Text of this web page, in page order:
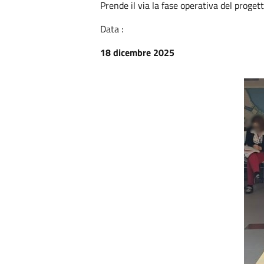
Prende il via la fase operativa del
Data :
18 dicembre 2025